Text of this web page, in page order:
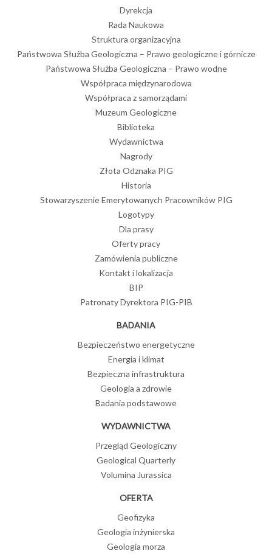
Dyrekcja
Rada Naukowa
Struktura organizacyjna
Państwowa Służba Geologiczna – Prawo geologiczne i górnicze
Państwowa Służba Geologiczna – Prawo wodne
Współpraca międzynarodowa
Współpraca z samorządami
Muzeum Geologiczne
Biblioteka
Wydawnictwa
Nagrody
Złota Odznaka PIG
Historia
Stowarzyszenie Emerytowanych Pracowników PIG
Logotypy
Dla prasy
Oferty pracy
Zamówienia publiczne
Kontakt i lokalizacja
BIP
Patronaty Dyrektora PIG-PIB
BADANIA
Bezpieczeństwo energetyczne
Energia i klimat
Bezpieczna infrastruktura
Geologia a zdrowie
Badania podstawowe
WYDAWNICTWA
Przegląd Geologiczny
Geological Quarterly
Volumina Jurassica
OFERTA
Geofizyka
Geologia inżynierska
Geologia morza